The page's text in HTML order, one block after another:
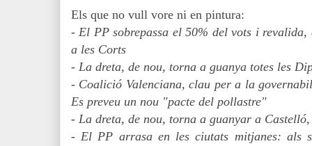
Els que no vull vore ni en pintura:
- El PP sobrepassa el 50% del vots i
a les Corts
- La dreta, de nou, torna a guanya totes les
- Coalició Valenciana, clau per a la
Es preveu un nou "pacte del pollastre"
- La dreta, de nou, torna a guanyar a
- El PP arrasa en les ciutats mitjanes: als